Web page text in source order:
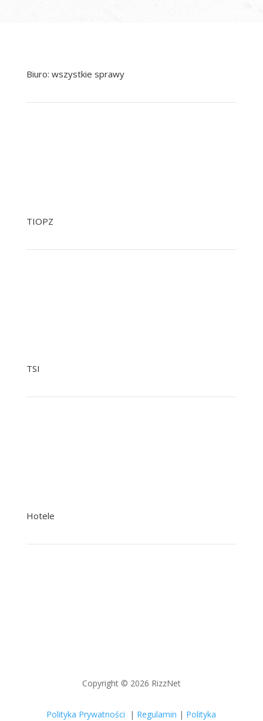
Biuro: wszystkie sprawy
TIOPZ
TSI
Hotele
Copyright © 2026 RizzNet
Polityka Prywatności | Regulamin | Polityka